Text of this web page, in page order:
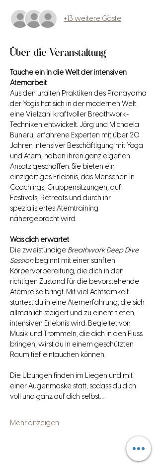
+13 weitere Gäste
Über die Veranstaltung
Tauche ein in die Welt der intensiven
Atemarbeit
Aus den uralten Praktiken des Pranayama
der Yogis hat sich in der modernen Welt
eine Vielzahl kraftvoller Breathwork-
Techniken entwickelt. Jörg und Michaela
Buneru, erfahrene Experten mit über 20
Jahren intensiver Beschäftigung mit Yoga
und Atem, haben ihren ganz eigenen
Ansatz geschaffen. Sie bieten ein
einzigartiges Erlebnis, das Menschen in
Coachings, Gruppensitzungen, auf
Festivals, Retreats und durch ihr
spezialisiertes Atemtraining
nähergebracht wird.
Was dich erwartet
Die zweistündige Breathwork Deep Dive
Session beginnt mit einer sanften
Körpervorbereitung, die dich in den
richtigen Zustand für die bevorstehende
Atemreise bringt. Mit viel Achtsamkeit
startest du in eine Atemerfahrung, die sich
allmählich steigert und zu einem tiefen,
intensiven Erlebnis wird. Begleitet von
Musik und Trommeln, die dich in den Fluss
bringen, wirst du in einem geschützten
Raum tief eintauchen können.
Die Übungen finden im Liegen und mit
einer Augenmaske statt, sodass du dich
voll und ganz auf dich selbst…
Mehr anzeigen